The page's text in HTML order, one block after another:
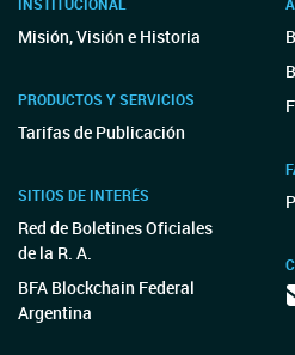
Misión, Visión e Historia
PRODUCTOS Y SERVICIOS
Tarifas de Publicación
SITIOS DE INTERÉS
Red de Boletines Oficiales
de la R. A.
BFA Blockchain Federal
Argentina